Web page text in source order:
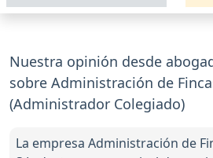
Nuestra opinión desde
sobre Administración de
(Administrador Colegiado)
La empresa Administración de